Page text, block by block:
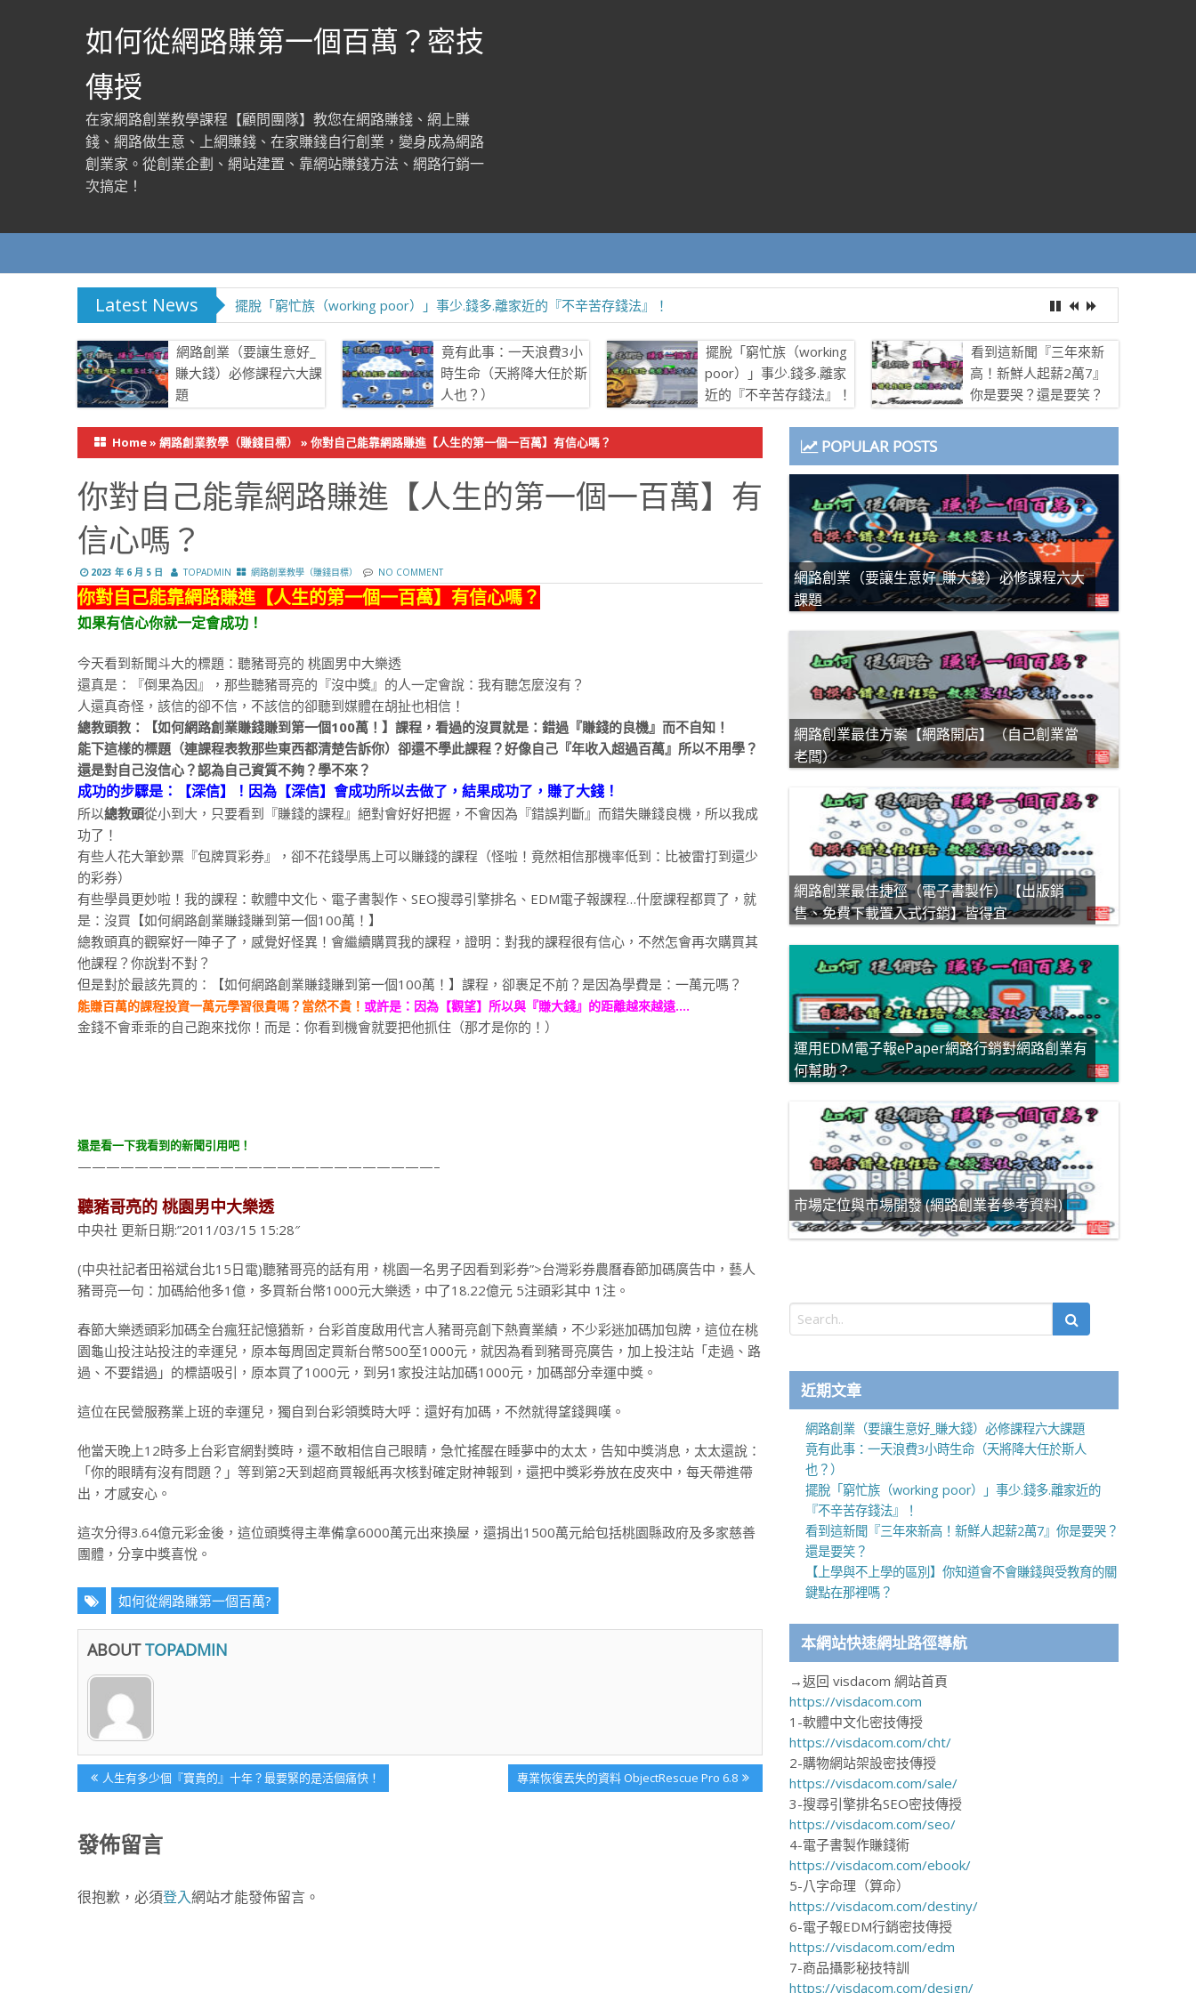
如何從網路賺第一個百萬？密技
傳授
在家網路創業教學課程【顧問團隊】教您在網路賺錢、網上賺
錢、網路做生意、上網賺錢、在家賺錢自行創業，變身成為網路
創業家。從創業企劃、網站建置、靠網站賺錢方法、網路行銷一
次搞定！
Latest News 擺脫「窮忙族（working poor）」事少.錢多.離家近的『不辛苦存錢法』！
網路創業（要讓生意好_
賺大錢）必修課程六大課
題
竟有此事：一天浪費3小
時生命（天將降大任於斯
人也？）
擺脫「窮忙族（working
poor）」事少.錢多.離家
近的『不辛苦存錢法』！
看到這新聞『三年來新
高！新鮮人起薪2萬7』
你是要哭？還是要笑？
Home» 網路創業教學（賺錢目標） » 你對自己能靠網路賺進【人生的第一個一百萬】有信心嗎？
你對自己能靠網路賺進【人生的第一個一百萬】有
信心嗎？
2023 年 6 月 5 日 TOPADMIN 網路創業教學（賺錢目標） NO COMMENT
你對自己能靠網路賺進【人生的第一個一百萬】有信心嗎？
如果有信心你就一定會成功！
今天看到新聞斗大的標題：聽豬哥亮的 桃園男中大樂透
還真是：『倒果為因』，那些聽豬哥亮的『沒中獎』的人一定會說：我有聽怎麼沒有？
人還真奇怪，該信的卻不信，不該信的卻聽到媒體在胡扯也相信！
總教頭教：【如何網路創業賺錢賺到第一個100萬！】課程，看過的沒買就是：錯過『賺錢的良機』而不自知！
能下這樣的標題（連課程表教那些東西都清楚告訴你）卻還不學此課程？好像自己『年收入超過百萬』所以不用學？
還是對自己沒信心？認為自己資質不夠？學不來？
成功的步驟是：【深信】！因為【深信】會成功所以去做了，結果成功了，賺了大錢！
所以總教頭從小到大，只要看到『賺錢的課程』絕對會好好把握，不會因為『錯誤判斷』而錯失賺錢良機，所以我成
功了！
有些人花大筆鈔票『包牌買彩券』，卻不花錢學馬上可以賺錢的課程（怪啦！竟然相信那機率低到：比被雷打到還少
的彩券）
有些學員更妙啦！我的課程：軟體中文化、電子書製作、SEO搜尋引擎排名、EDM電子報課程…什麼課程都買了，就
是：沒買【如何網路創業賺錢賺到第一個100萬！】
總教頭真的觀察好一陣子了，感覺好怪異！會繼續購買我的課程，證明：對我的課程很有信心，不然怎會再次購買其
他課程？你說對不對？
但是對於最該先買的：【如何網路創業賺錢賺到第一個100萬！】課程，卻裹足不前？是因為學費是：一萬元嗎？
能賺百萬的課程投資一萬元學習很貴嗎？當然不貴！ 或許是：因為【觀望】所以與『賺大錢』的距離越來越遠….
金錢不會乖乖的自己跑來找你！而是：你看到機會就要把他抓住（那才是你的！）
還是看一下我看到的新聞引用吧！
—————————————————————————–
聽豬哥亮的 桃園男中大樂透
中央社 更新日期:”2011/03/15 15:28″
(中央社記者田裕斌台北15日電)聽豬哥亮的話有用，桃園一名男子因看到彩券”>台灣彩券農曆春節加碼廣告中，藝人
豬哥亮一句：加碼給他多1億，多買新台幣1000元大樂透，中了18.22億元 5注頭彩其中 1注。
春節大樂透頭彩加碼全台瘋狂記憶猶新，台彩首度啟用代言人豬哥亮創下熱賣業績，不少彩迷加碼加包牌，這位在桃
園龜山投注站投注的幸運兒，原本每周固定買新台幣500至1000元，就因為看到豬哥亮廣告，加上投注站「走過、路
過、不要錯過」的標語吸引，原本買了1000元，到另1家投注站加碼1000元，加碼部分幸運中獎。
這位在民營服務業上班的幸運兒，獨自到台彩領獎時大呼：還好有加碼，不然就得望錢興嘆。
他當天晚上12時多上台彩官網對獎時，還不敢相信自己眼睛，急忙搖醒在睡夢中的太太，告知中獎消息，太太還說：
「你的眼睛有沒有問題？」等到第2天到超商買報紙再次核對確定財神報到，還把中獎彩券放在皮夾中，每天帶進帶
出，才感安心。
這次分得3.64億元彩金後，這位頭獎得主準備拿6000萬元出來換屋，還捐出1500萬元給包括桃園縣政府及多家慈善
團體，分享中獎喜悅。
如何從網路賺第一個百萬?
ABOUT TOPADMIN
文
章
Previous
Post:
人生有多少個『寶貴的』十年？最要緊的是活個痛快！
Next
Post:
專業恢復丟失的資料 ObjectRescue Pro 6.8
發佈留言
很抱歉，必須登入網站才能發佈留言。
POPULAR POSTS
網路創業（要讓生意好_賺大錢）必修課程六大
課題
網路創業最佳方案【網路開店】（自己創業當
老闆）
網路創業最佳捷徑（電子書製作）【出版銷
售、免費下載置入式行銷】皆得宜
運用EDM電子報ePaper網路行銷對網路創業有
何幫助？
市場定位與市場開發 (網路創業者參考資料)
近期文章
網路創業（要讓生意好_賺大錢）必修課程六大課題
竟有此事：一天浪費3小時生命（天將降大任於斯人
也？）
擺脫「窮忙族（working poor）」事少.錢多.離家近的
『不辛苦存錢法』！
看到這新聞『三年來新高！新鮮人起薪2萬7』你是要哭？
還是要笑？
【上學與不上學的區別】你知道會不會賺錢與受教育的關
鍵點在那裡嗎？
本網站快速網址路徑導航
→返回 visdacom 網站首頁
https://visdacom.com
1-軟體中文化密技傳授
https://visdacom.com/cht/
2-購物網站架設密技傳授
https://visdacom.com/sale/
3-搜尋引擎排名SEO密技傳授
https://visdacom.com/seo/
4-電子書製作賺錢術
https://visdacom.com/ebook/
5-八字命理（算命）
https://visdacom.com/destiny/
6-電子報EDM行銷密技傳授
https://visdacom.com/edm
7-商品攝影秘技特訓
https://visdacom.com/design/